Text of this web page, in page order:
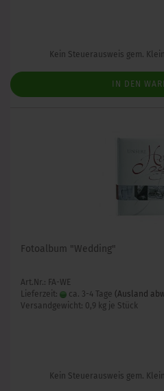
Kein Steuerausweis gem.
IN DEN
Fotoalbum "Wedding"
Art.Nr.: FA-WE
Lieferzeit:
ca. 3-4 Tage (Ausland
Versandgewicht: 0,9 kg je Stück
Kein Steuerausweis gem.